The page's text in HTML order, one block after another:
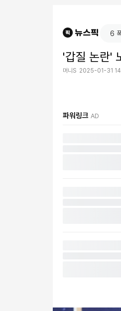
'갑질 논란'
머니S 2025-01-31
파워링크 AD